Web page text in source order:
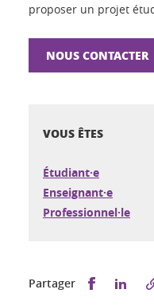
proposer un projet
NOUS CONTACTER
VOUS ÊTES
Étudiant·e
Enseignant·e
Professionnel·le
Partager Partager